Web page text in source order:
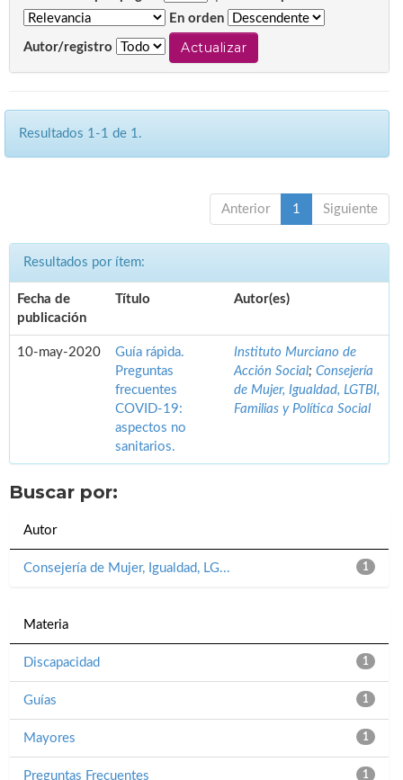
En orden
Autor/registro
Resultados 1-1 de 1.
Anterior 1 Siguiente
Resultados por ítem:
Fecha de
publicación
Título Autor(es)
10-may-2020
Guía rápida.
Preguntas
frecuentes
COVID-19:
aspectos no
sanitarios.
Instituto Murciano de
Acción Social; Consejería
de Mujer, Igualdad, LGTBI,
Familias y Política Social
Buscar por:
Autor
1
Consejería de Mujer, Igualdad, LG...
Materia
1
Discapacidad
1
Guías
1
Mayores
1
Preguntas Frecuentes